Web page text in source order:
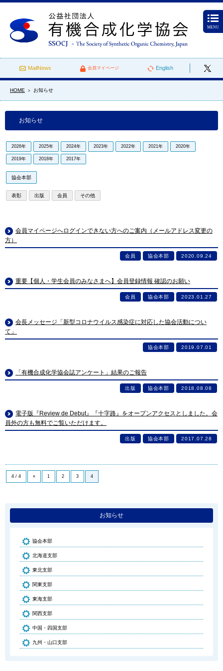
MailNews 会員マイページ English
MENU
HOME > お知らせ
お知らせ
2026年 2025年 2024年 2023年 2022年 2021年 2020年
2019年 2018年 2017年
協会本部
表彰 出版 会員 その他
会員マイページへログインできない方へのご案内（メールアドレス変更の
方）
会員 協会本部 2020.09.24
重要【個人・学生会員のみなさまへ】会員登録情報 確認のお願い
会員 協会本部 2023.01.27
会長メッセージ「新型コロナウイルス感染症に対応した協会活動につい
て」
協会本部 2019.07.01
「有機合成化学協会誌アンケート」結果のご報告
出版 協会本部 2018.08.08
電子版『Review de Debut』『十字路』をオープンアクセスとしました。会
員外の方も無料でご覧いただけます。
出版 協会本部 2017.07.28
4 / 4 « 1 2 3 4
お知らせ
協会本部
北海道支部
東北支部
関東支部
東海支部
関西支部
中国・四国支部
九州・山口支部